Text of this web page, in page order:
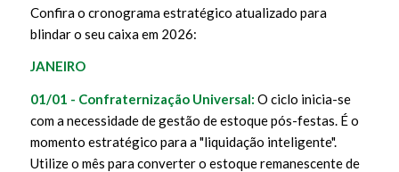
Confira o cronograma estratégico atualizado para
blindar o seu caixa em 2026:
JANEIRO
01/01 - Confraternização Universal: O ciclo inicia-se
com a necessidade de gestão de estoque pós-festas. É o
momento estratégico para a "liquidação inteligente".
Utilize o mês para converter o estoque remanescente de